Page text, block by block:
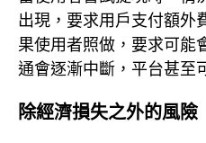
出現，要求用戶支付額外
果使用者照做，要求可能
通會逐漸中斷，平台甚至
除經濟損失之外的風險